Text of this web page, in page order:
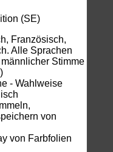
(SE)
Französisch,
Alle Sprachen
Stimme
- Wahlweise
von
von Farbfolien